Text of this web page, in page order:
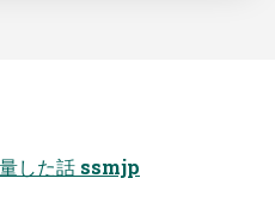
した話 ssmjp